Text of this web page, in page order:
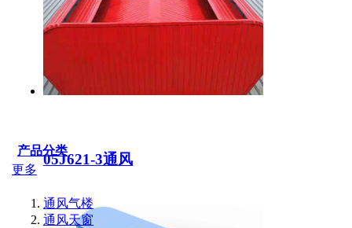
05J621-3通风
产品分类
更多
通风气楼
通风天窗